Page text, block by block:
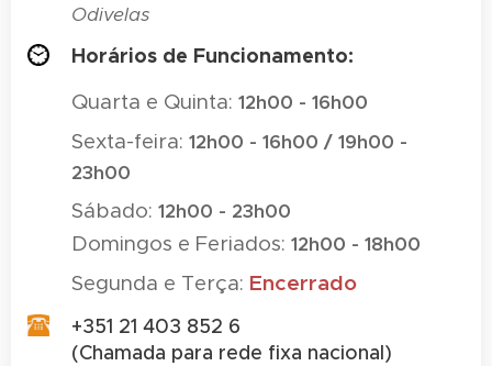
Odivelas
Horários de Funcionamento:
Quarta e Quinta: 12h00 - 16h00
Sexta-feira: 12h00 - 16h00 / 19h00 -
23h00
Sábado: 12h00 - 23h00
Domingos e Feriados: 12h00 - 18h00
Segunda e Terça: Encerrado
+351 21 403 852 6
(Chamada para rede fixa nacional)